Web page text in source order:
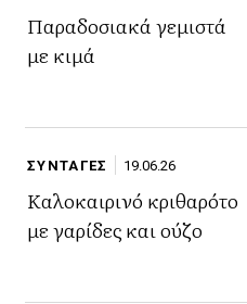
Παραδοσιακά γεμιστά
με κιμά
ΣΥΝΤΑΓΕΣ 19.06.26
Καλοκαιρινό κριθαρότο
με γαρίδες και ούζο